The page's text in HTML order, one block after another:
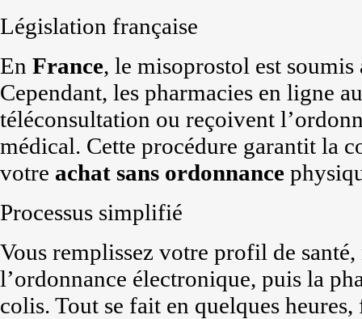
Législation française
En France, le misoprostol est
Cependant, les pharmacies en ligne
téléconsultation ou reçoivent
médical. Cette procédure garantit la
votre achat sans ordonnance
Processus simplifié
Vous remplissez votre profil de
l’ordonnance électronique, puis la
colis. Tout se fait en quelques